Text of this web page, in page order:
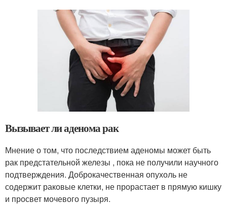
Вызывает ли аденома рак
Мнение о том, что последствием аденомы может быть
рак предстательной железы , пока не получили научного
подтверждения. Доброкачественная опухоль не
содержит раковые клетки, не прорастает в прямую кишку
и просвет мочевого пузыря.